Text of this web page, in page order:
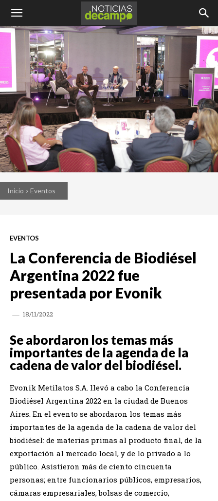
Inicio Eventos
EVENTOS
La Conferencia de Biodiésel
Argentina 2022 fue
presentada por Evonik
18/11/2022
Se abordaron los temas más
importantes de la agenda de la
cadena de valor del biodiésel.
Evonik Metilatos S.A. llevó a cabo la Conferencia
Biodiésel Argentina 2022 en la ciudad de Buenos
Aires. En el evento se abordaron los temas más
importantes de la agenda de la cadena de valor del
biodiésel: de materias primas al producto final, de la
exportación al mercado local, y de lo privado a lo
público. Asistieron más de ciento cincuenta
personas; entre funcionarios públicos, empresarios,
cámaras empresariales, bolsas de comercio,